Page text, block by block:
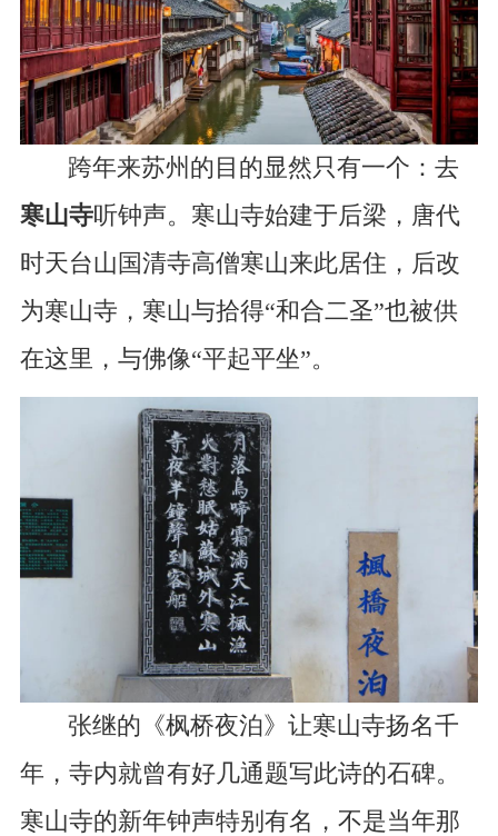
跨年来苏州的目的显然只有一个：去
寒山寺听钟声。寒山寺始建于后梁，唐代
时天台山国清寺高僧寒山来此居住，后改
为寒山寺，寒山与拾得“和合二圣”也被供
在这里，与佛像“平起平坐”。
张继的《枫桥夜泊》让寒山寺扬名千
年，寺内就曾有好几通题写此诗的石碑。
寒山寺的新年钟声特别有名，不是当年那